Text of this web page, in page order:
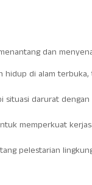
dan
hidup di alam
situasi darurat
memperkuat
pelestarian